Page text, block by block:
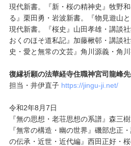
現代新書。『新・桜の精神史』牧野
る』栗田勇・岩波新書。『物見遊山
現代新書。『桜史』山田孝雄・講談
おくのほそ道私記』加藤楸邨・講談
史・愛と無常の文芸』角川源義・角川
復縁祈願の法華経寺住職神宮司龍峰
担当・井伊直子 https://jingu-ji.net/
令和2年8月7日
『無の思想・老荘思想の系譜』森三
『無常の構造・幽の世界』磯部忠正
の伝承・近世・近代編』西田正好・